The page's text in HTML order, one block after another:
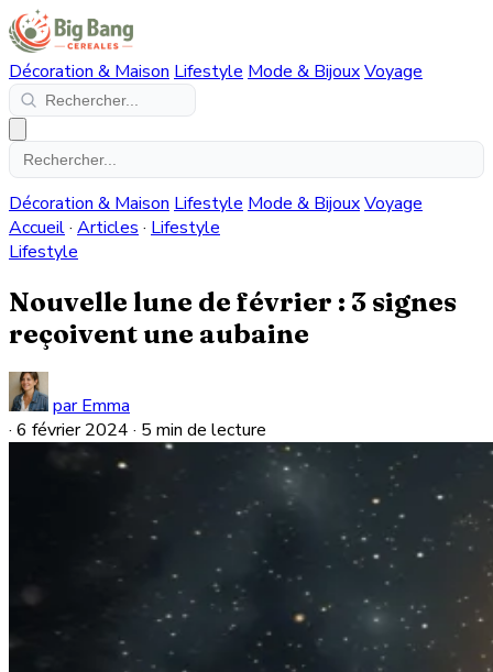
Décoration & Maison Lifestyle Mode & BijouxVoyage
Décoration & Maison Lifestyle Mode & BijouxVoyage
Accueil· Articles · Lifestyle
Lifestyle
Nouvelle lune de février : 3 signes
reçoivent une aubaine
par Emma
· 6 février 2024 · 5 min de lecture